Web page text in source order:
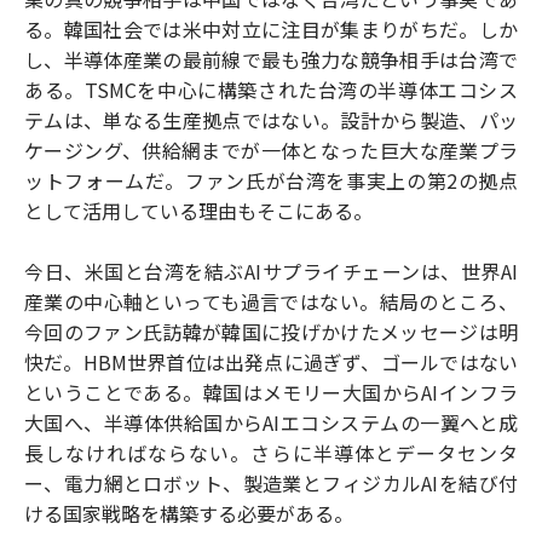
る。韓国社会では米中対立に注目が集まりがちだ。しか
し、半導体産業の最前線で最も強力な競争相手は台湾で
ある。TSMCを中心に構築された台湾の半導体エコシス
テムは、単なる生産拠点ではない。設計から製造、パッ
ケージング、供給網までが一体となった巨大な産業プラ
ットフォームだ。ファン氏が台湾を事実上の第2の拠点
として活用している理由もそこにある。
今日、米国と台湾を結ぶAIサプライチェーンは、世界AI
産業の中心軸といっても過言ではない。結局のところ、
今回のファン氏訪韓が韓国に投げかけたメッセージは明
快だ。HBM世界首位は出発点に過ぎず、ゴールではない
ということである。韓国はメモリー大国からAIインフラ
大国へ、半導体供給国からAIエコシステムの一翼へと成
長しなければならない。さらに半導体とデータセンタ
ー、電力網とロボット、製造業とフィジカルAIを結び付
ける国家戦略を構築する必要がある。